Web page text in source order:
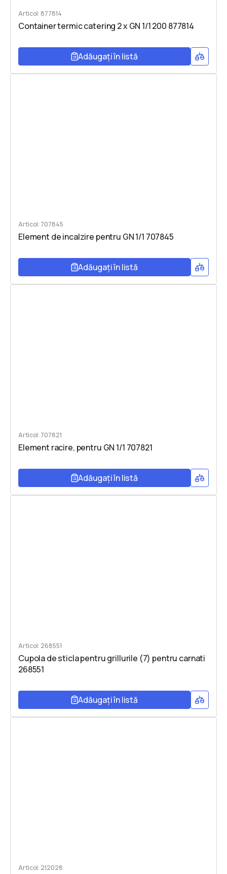
Articol: 877814
Container termic catering 2 x GN 1/1 200 877814
Adăugați în listă
Articol: 707845
Element de incalzire pentru GN 1/1 707845
Adăugați în listă
Articol: 707821
Element racire, pentru GN 1/1 707821
Adăugați în listă
Articol: 268551
Cupola de sticla pentru grillurile (7) pentru carnati
268551
Adăugați în listă
Articol: 212028